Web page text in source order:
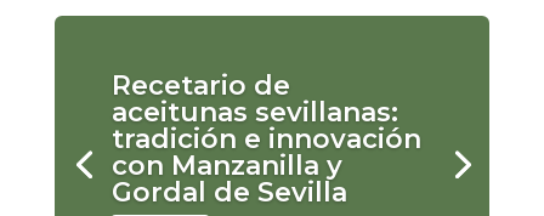
Recetario de
aceitunas sevillanas:
tradición e innovación
con Manzanilla y
Gordal de Sevilla